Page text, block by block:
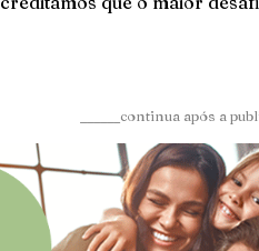
______continua após a